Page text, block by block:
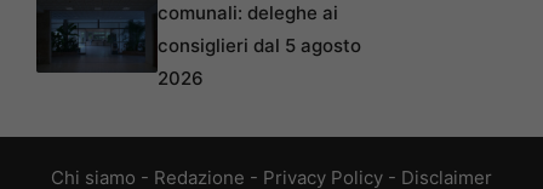
comunali: deleghe ai
consiglieri dal 5 agosto
2026
Chi siamo - Redazione - Privacy Policy - Disclaimer